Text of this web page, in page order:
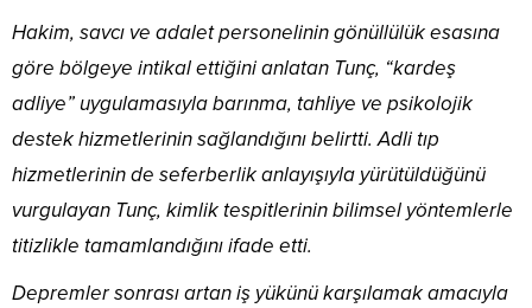
Hakim, savcı ve adalet personelinin gönüllülük esasına
göre bölgeye intikal ettiğini anlatan Tunç, “kardeş
adliye” uygulamasıyla barınma, tahliye ve psikolojik
destek hizmetlerinin sağlandığını belirtti. Adli tıp
hizmetlerinin de seferberlik anlayışıyla yürütüldüğünü
vurgulayan Tunç, kimlik tespitlerinin bilimsel yöntemlerle
titizlikle tamamlandığını ifade etti.
Depremler sonrası artan iş yükünü karşılamak amacıyla